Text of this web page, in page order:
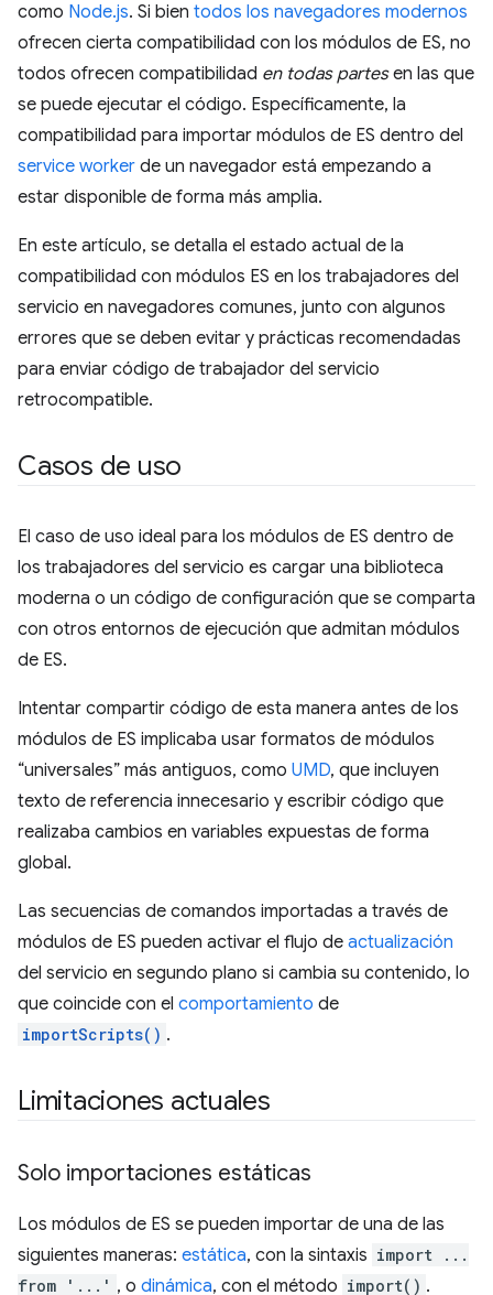
como Node.js. Si bien todos los navegadores modernos
ofrecen cierta compatibilidad con los módulos de ES, no
todos ofrecen compatibilidad en todas partesen las que
se puede ejecutar el código. Específicamente, la
compatibilidad para importar módulos de ES dentro del
service worker de un navegador está empezando a
estar disponible de forma más amplia.
En este artículo, se detalla el estado actual de la
compatibilidad con módulos ES en los trabajadores del
servicio en navegadores comunes, junto con algunos
errores que se deben evitar y prácticas recomendadas
para enviar código de trabajador del servicio
retrocompatible.
Casos de uso
El caso de uso ideal para los módulos de ES dentro de
los trabajadores del servicio es cargar una biblioteca
moderna o un código de configuración que se comparta
con otros entornos de ejecución que admitan módulos
de ES.
Intentar compartir código de esta manera antes de los
módulos de ES implicaba usar formatos de módulos
“universales” más antiguos, como UMD, que incluyen
texto de referencia innecesario y escribir código que
realizaba cambios en variables expuestas de forma
global.
Las secuencias de comandos importadas a través de
módulos de ES pueden activar el flujo de actualización
del servicio en segundo plano si cambia su contenido, lo
que coincide con el comportamiento de
importScripts() .
Limitaciones actuales
Solo importaciones estáticas
Los módulos de ES se pueden importar de una de las
siguientes maneras: estática, con la sintaxis import ...
from '...' , o dinámica, con el método import() .